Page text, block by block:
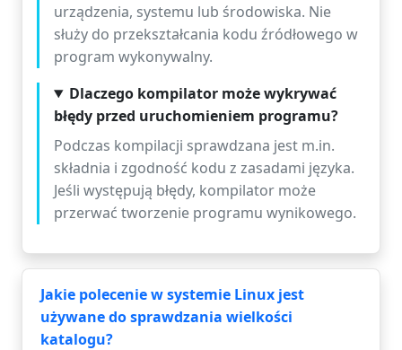
urządzenia, systemu lub środowiska. Nie
służy do przekształcania kodu źródłowego w
program wykonywalny.
Dlaczego kompilator może wykrywać
błędy przed uruchomieniem programu?
Podczas kompilacji sprawdzana jest m.in.
składnia i zgodność kodu z zasadami języka.
Jeśli występują błędy, kompilator może
przerwać tworzenie programu wynikowego.
Jakie polecenie w systemie Linux jest
używane do sprawdzania wielkości
katalogu?